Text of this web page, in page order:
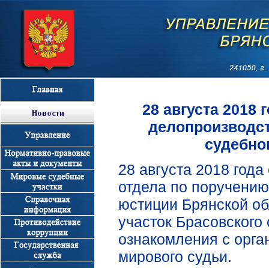
28 августа 2018
28 августа 2018
отдела по
юстиции Брянской
участок
ознакомления с
мирового судьи.